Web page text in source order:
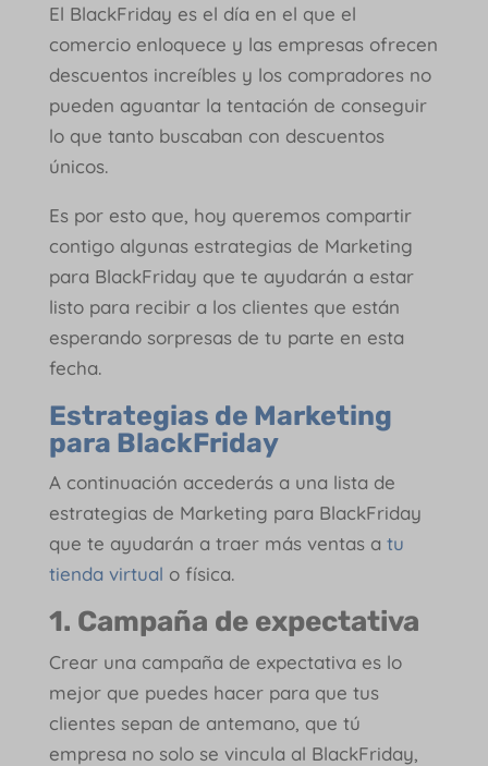
El BlackFriday es el día en el que el
comercio enloquece y las empresas ofrecen
descuentos increíbles y los compradores no
pueden aguantar la tentación de conseguir
lo que tanto buscaban con descuentos
únicos.
Es por esto que, hoy queremos compartir
contigo algunas estrategias de Marketing
para BlackFriday que te ayudarán a estar
listo para recibir a los clientes que están
esperando sorpresas de tu parte en esta
fecha.
Estrategias de Marketing
para BlackFriday
A continuación accederás a una lista de
estrategias de Marketing para BlackFriday
que te ayudarán a traer más ventas a tu
tienda virtual o física.
1. Campaña de expectativa
Crear una campaña de expectativa es lo
mejor que puedes hacer para que tus
clientes sepan de antemano, que tú
empresa no solo se vincula al BlackFriday,